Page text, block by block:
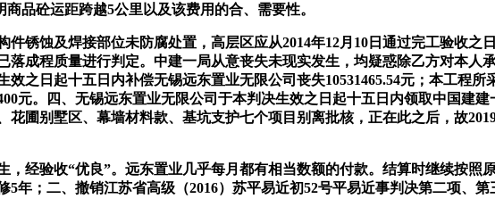
品砼运距跨越5公里以及该费用的合、需要性。
蚀及焊接部位未防腐处置，高层区应从2014年12月10日通过完工验收之
成程质量进行判定。中建一局从意丧失未现实发生，均疑惑除乙方对本人
之日起十五日内补偿无锡远东置业无限公司丧失10531465.54元；本工程
元。四、无锡远东置业无限公司于本判决生效之日起十五日内领取中国建
圃别墅区、幕墙材料款、基坑支护七个项目别离批核，正在此之后，故
验收“优良”。远东置业几乎每月都有相当数额的付款。结算时继续按照
年；二、撤销江苏省高级（2016）苏平易近初52号平易近事判决第二项、